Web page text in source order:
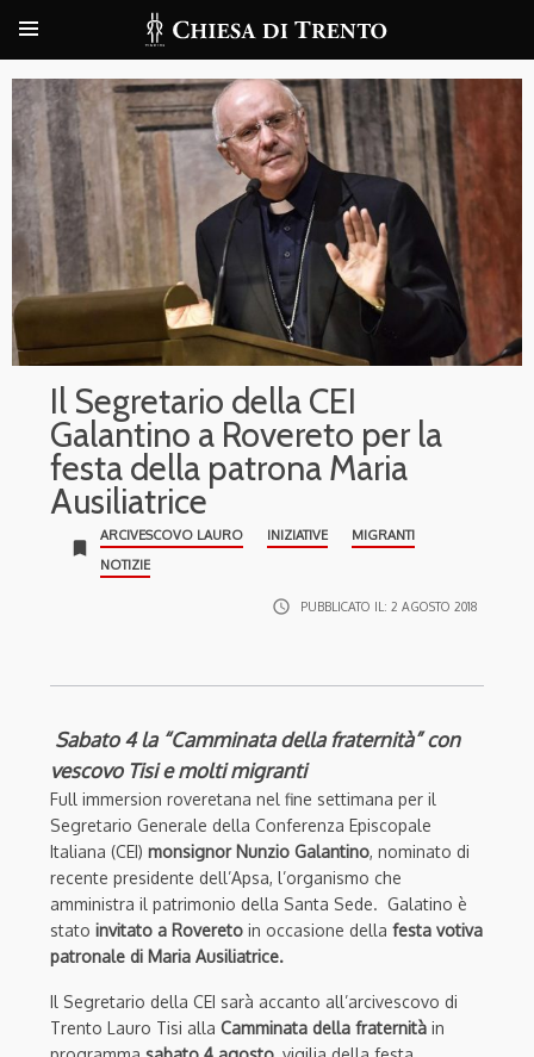
Il Segretario della CEI
Galantino a Rovereto per la
festa della patrona Maria
Ausiliatrice
bookmark
ARCIVESCOVO LAURO INIZIATIVE
MIGRANTI
NOTIZIE
access_time PUBBLICATO IL: 2 AGOSTO 2018
Sabato 4 la “Camminata della fraternità” con
vescovo Tisi e molti migranti
Full immersion roveretana nel fine settimana per il
Segretario Generale della Conferenza Episcopale
Italiana (CEI) monsignor Nunzio Galantino, nominato di
recente presidente dell’Apsa, l’organismo che
amministra il patrimonio della Santa Sede. Galatino è
stato invitato a Rovereto in occasione della festa votiva
patronale di Maria Ausiliatrice.
Il Segretario della CEI sarà accanto all’arcivescovo di
Trento Lauro Tisi alla Camminata della fraternità in